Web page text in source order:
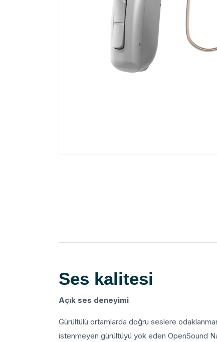
Ses kalitesi
Açık ses deneyimi
Gürültülü ortamlarda doğru seslere
istenmeyen gürültüyü yok eden OpenSound